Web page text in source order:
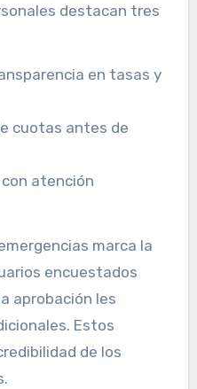
destacan tres
en tasas y
cuotas antes de
atención
marca la
encuestados
aprobación les
Estos
de los